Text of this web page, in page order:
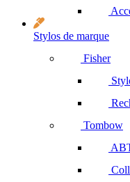
Stylos de marque
Fisher
Tombow